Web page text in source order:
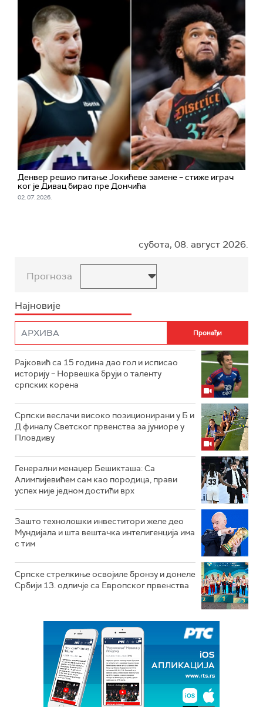
Денвер решио питање Јокићеве замене – стиже играч
ког је Дивац бирао пре Дончића
02. 07. 2026.
субота, 08. август 2026.
Прогноза
Најновије
Рајковић са 15 година дао гол и исписао
историју – Норвешка бруји о таленту
српских корена
Српски веслачи високо позиционирани у Б и
Д финалу Светског првенства за јуниоре у
Пловдиву
Генерални менаџер Бешикташа: Са
Алимпијевићем сам као породица, прави
успех није једном достићи врх
Зашто технолошки инвеститори желе део
Мундијала и шта вештачка интелигенција има
с тим
Српске стрелкиње освојиле бронзу и донеле
Србији 13. одличје са Европског првенства